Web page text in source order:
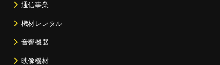
通信事業
機材レンタル
音響機器
映像機材